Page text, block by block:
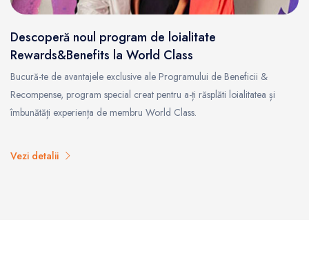
Descoperă noul program de loialitate
Rewards&Benefits la World Class
Bucură-te de avantajele exclusive ale Programului de Beneficii &
Recompense, program special creat pentru a-ți răsplăti loialitatea și
îmbunătăți experiența de membru World Class.
Vezi detalii